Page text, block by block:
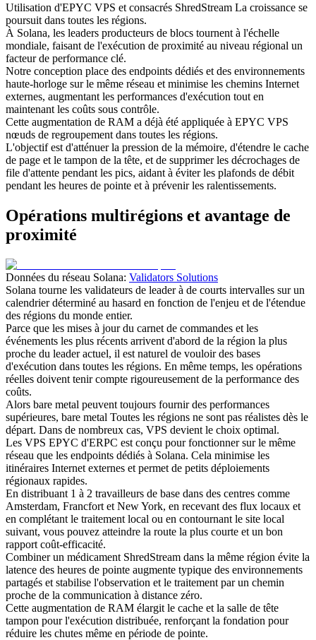
Utilisation d'EPYC VPS et consacrés ShredStream La croissance se
poursuit dans toutes les régions.
À Solana, les leaders producteurs de blocs tournent à l'échelle
mondiale, faisant de l'exécution de proximité au niveau régional un
facteur de performance clé.
Notre conception place des endpoints dédiés et des environnements
haute-horloge sur le même réseau et minimise les chemins Internet
externes, augmentant les performances d'exécution tout en
maintenant les coûts sous contrôle.
Cette augmentation de RAM a déjà été appliquée à EPYC VPS
nœuds de regroupement dans toutes les régions.
L'objectif est d'atténuer la pression de la mémoire, d'étendre le cache
de page et le tampon de la tête, et de supprimer les décrochages de
file d'attente pendant les pics, aidant à éviter les plafonds de débit
pendant les heures de pointe et à prévenir les ralentissements.
Opérations multirégions et avantage de
proximité
Données du réseau Solana: Validators Solutions
Solana tourne les validateurs de leader à de courts intervalles sur un
calendrier déterminé au hasard en fonction de l'enjeu et de l'étendue
des régions du monde entier.
Parce que les mises à jour du carnet de commandes et les
événements les plus récents arrivent d'abord de la région la plus
proche du leader actuel, il est naturel de vouloir des bases
d'exécution dans toutes les régions. En même temps, les opérations
réelles doivent tenir compte rigoureusement de la performance des
coûts.
Alors bare metal peuvent toujours fournir des performances
supérieures, bare metal Toutes les régions ne sont pas réalistes dès le
départ. Dans de nombreux cas, VPS devient le choix optimal.
Les VPS EPYC d'ERPC est conçu pour fonctionner sur le même
réseau que les endpoints dédiés à Solana. Cela minimise les
itinéraires Internet externes et permet de petits déploiements
régionaux rapides.
En distribuant 1 à 2 travailleurs de base dans des centres comme
Amsterdam, Francfort et New York, en recevant des flux locaux et
en complétant le traitement local ou en contournant le site local
suivant, vous pouvez atteindre la route la plus courte et un bon
rapport coût-efficacité.
Combiner un médicament ShredStream dans la même région évite la
latence des heures de pointe augmente typique des environnements
partagés et stabilise l'observation et le traitement par un chemin
proche de la communication à distance zéro.
Cette augmentation de RAM élargit le cache et la salle de tête
tampon pour l'exécution distribuée, renforçant la fondation pour
réduire les chutes même en période de pointe.